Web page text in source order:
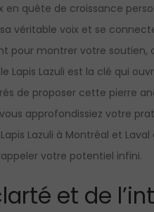
quête de croissance
véritable voix et se
pour montrer votre
Lapis Lazuli est la clé qui
de proposer cette pierre
approfondissiez votre
Lazuli à Montréal et
votre potentiel infini.
et de